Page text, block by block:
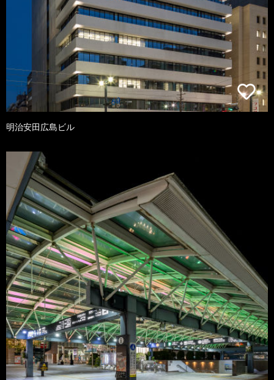
明治安田広島ビル